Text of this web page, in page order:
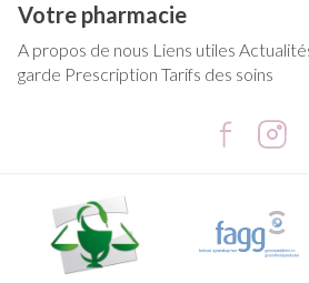
Votre pharmacie
A propos de nous Liens utiles
garde Prescription Tarifs des soins